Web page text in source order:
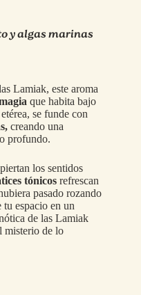
y algas marinas
Lamiak, este aroma
que habita bajo
se funde con
creando una
profundo.
los sentidos
tónicos refrescan
pasado rozando
espacio en un
de las Lamiak
misterio de lo